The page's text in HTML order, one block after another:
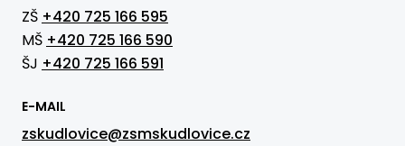
ZŠ +420 725 166 595
MŠ +420 725 166 590
ŠJ +420 725 166 591
E-MAIL
zskudlovice@zsmskudlovice.cz